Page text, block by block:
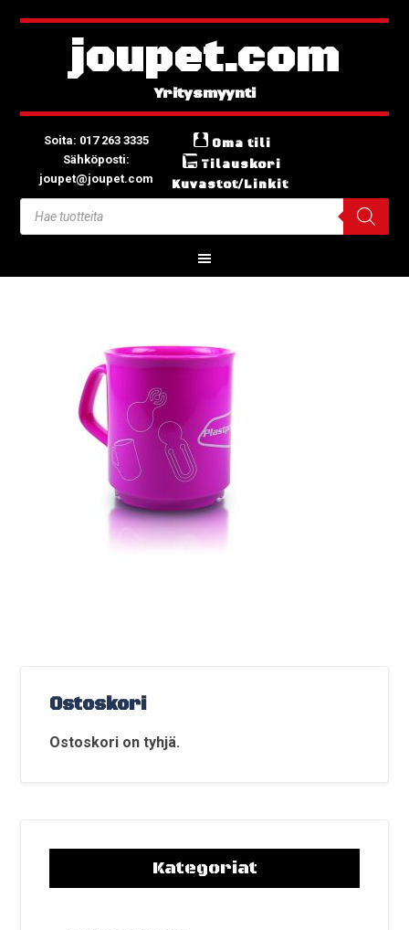
joupet.com
Soita: 017 263 3335
Sähköposti:
joupet@joupet.com
Oma tili
Tilauskori
Kuvastot/Linkit
Ostoskori
Ostoskori on tyhjä.
Kategoriat